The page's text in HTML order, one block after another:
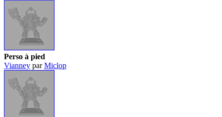
Perso à pied
Vianney parMiclop